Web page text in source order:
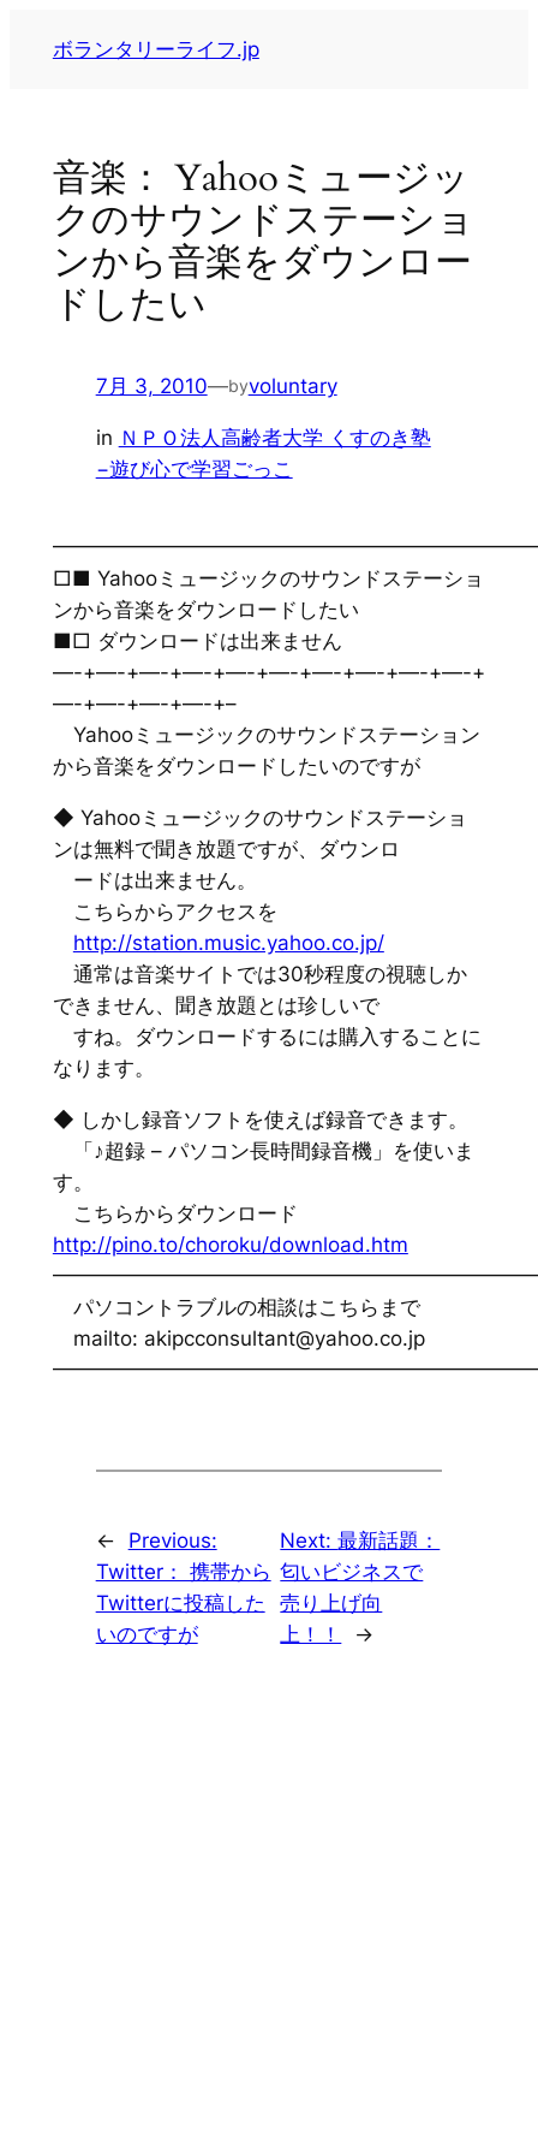
ボランタリーライフ.jp
音楽： Yahooミュージッ
クのサウンドステーショ
ンから音楽をダウンロー
ドしたい
7月 3, 2010—byvoluntary
in ＮＰＯ法人高齢者大学 くすのき塾
−遊び心で学習ごっこ
□■ Yahooミュージックのサウンドステーショ
ンから音楽をダウンロードしたい
■□ ダウンロードは出来ません
—-+—-+—-+—-+—-+—-+—-+—-+—-+—-+
—-+—-+—-+—-+–
Yahooミュージックのサウンドステーション
から音楽をダウンロードしたいのですが
◆ Yahooミュージックのサウンドステーショ
ンは無料で聞き放題ですが、ダウンロ
ードは出来ません。
こちらからアクセスを
http://station.music.yahoo.co.jp/
通常は音楽サイトでは30秒程度の視聴しか
できません、聞き放題とは珍しいで
すね。ダウンロードするには購入することに
なります。
◆ しかし録音ソフトを使えば録音できます。
「♪超録 – パソコン長時間録音機」を使いま
す。
こちらからダウンロード
http://pino.to/choroku/download.htm
パソコントラブルの相談はこちらまで
mailto: akipcconsultant@yahoo.co.jp
←
Previous:
Twitter： 携帯から
Twitterに投稿した
いのですが
Next:最新話題：
匂いビジネスで
売り上げ向
上！！
→